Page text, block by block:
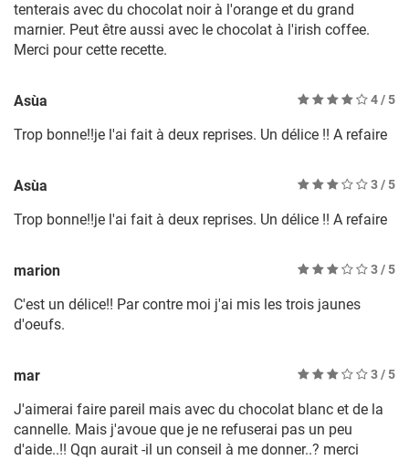
tenterais avec du chocolat noir à l'orange et du grand
marnier. Peut être aussi avec le chocolat à l'irish coffee.
Merci pour cette recette.
Asùa 4/ 5
Trop bonne!!je l'ai fait à deux reprises. Un délice !! A refaire
Asùa 3/ 5
Trop bonne!!je l'ai fait à deux reprises. Un délice !! A refaire
marion 3/ 5
C'est un délice!! Par contre moi j'ai mis les trois jaunes
d'oeufs.
mar 3/ 5
J'aimerai faire pareil mais avec du chocolat blanc et de la
cannelle. Mais j'avoue que je ne refuserai pas un peu
d'aide..!! Qqn aurait -il un conseil à me donner..? merci